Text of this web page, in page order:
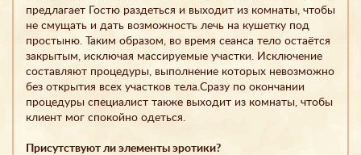
предлагает Гостю раздеться и выходит из комнаты, чтобы
не смущать и дать возможность лечь на кушетку под
простыню. Таким образом, во время сеанса тело остаётся
закрытым, исключая массируемые участки. Исключение
составляют процедуры, выполнение которых невозможно
без открытия всех участков тела.Сразу по окончании
процедуры специалист также выходит из комнаты, чтобы
клиент мог спокойно одеться.
Присутствуют ли элементы эротики?